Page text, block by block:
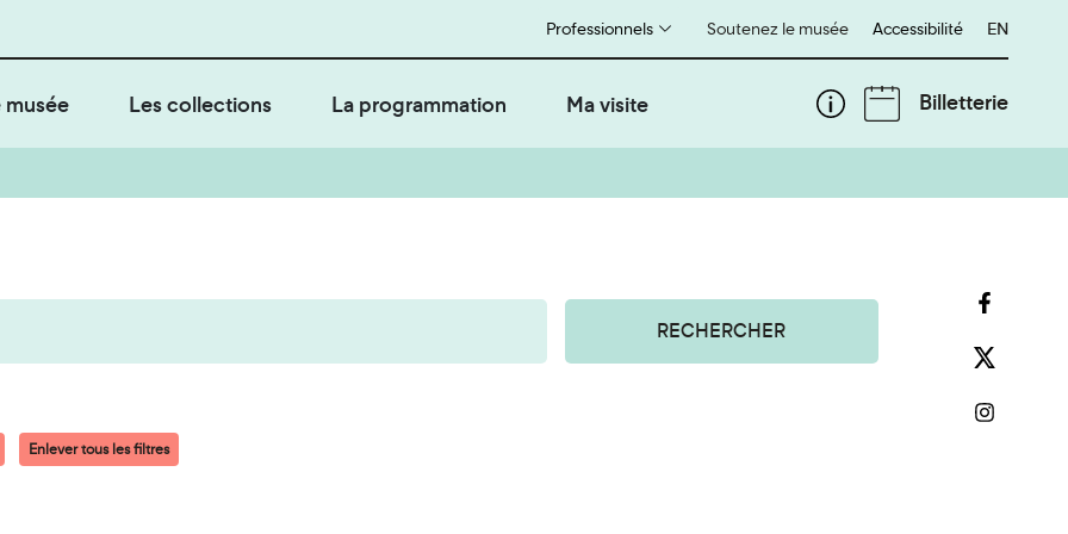
Soutenez le musée
Professionnels Accessibilité English
EN
musée Les collections La programmation Ma visite Billetterie
RECHERCHER
Enlever tous les filtres